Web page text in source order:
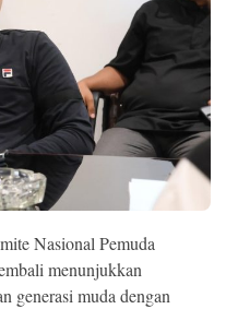
Nasional Pemuda
menunjukkan
generasi muda dengan